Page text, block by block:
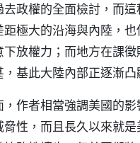
去政權的全面檢討，而
極大的沿海與內陸，
下放權力；而地方在課
基此大陸內部正逐漸凸
作者相當強調美國的
性，而且長久以來就